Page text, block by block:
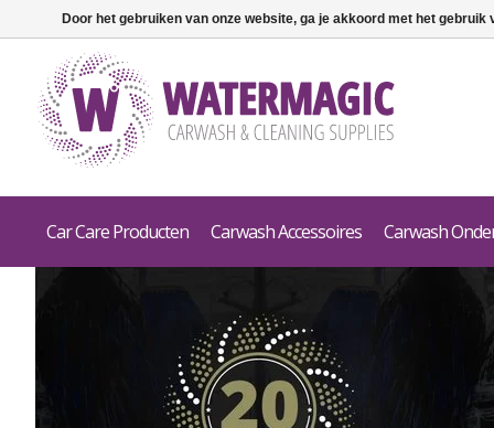
Car Care Producten Carwash Accessoires Carwash
Door het gebruiken van onze website, ga je akkoord met het